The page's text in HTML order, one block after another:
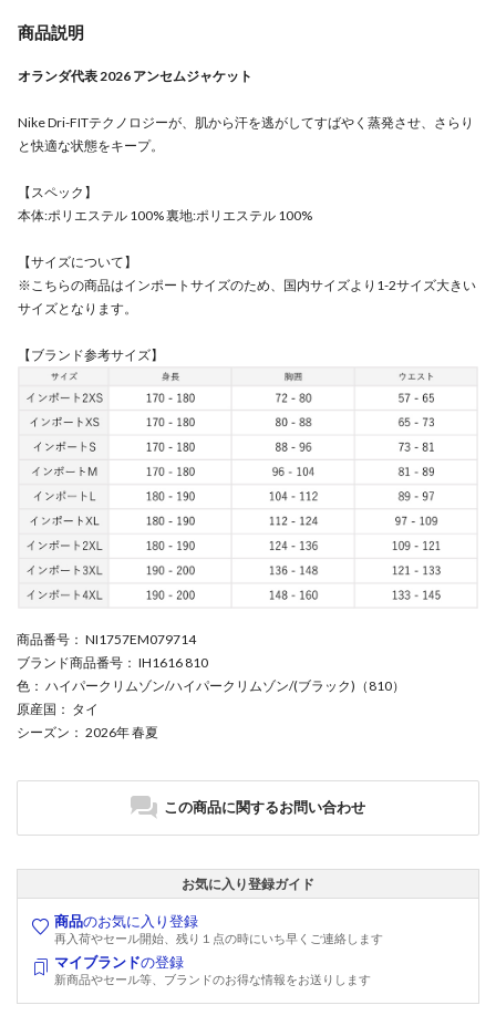
商品説明
オランダ代表 2026 アンセムジャケット
Nike Dri-FITテクノロジーが、肌から汗を逃がしてすばやく蒸発させ、さらり
と快適な状態をキープ。
【スペック】
本体:ポリエステル 100% 裏地:ポリエステル 100%
【サイズについて】
※こちらの商品はインポートサイズのため、国内サイズより1-2サイズ大きい
サイズとなります。
【ブランド参考サイズ】
商品番号 ： NI1757EM079714
ブランド商品番号 ： IH1616 810
色 ： ハイパークリムゾン/ハイパークリムゾン/(ブラック)（810）
原産国 ： タイ
シーズン ： 2026年 春夏
この商品に関するお問い合わせ
お気に入り登録ガイド
商品のお気に入り登録
再入荷やセール開始、残り１点の時にいち早くご連絡します
マイブランドの登録
新商品やセール等、ブランドのお得な情報をお送りします